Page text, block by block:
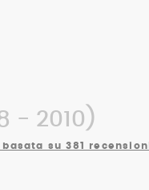
- 2010)
su 381 recensioni